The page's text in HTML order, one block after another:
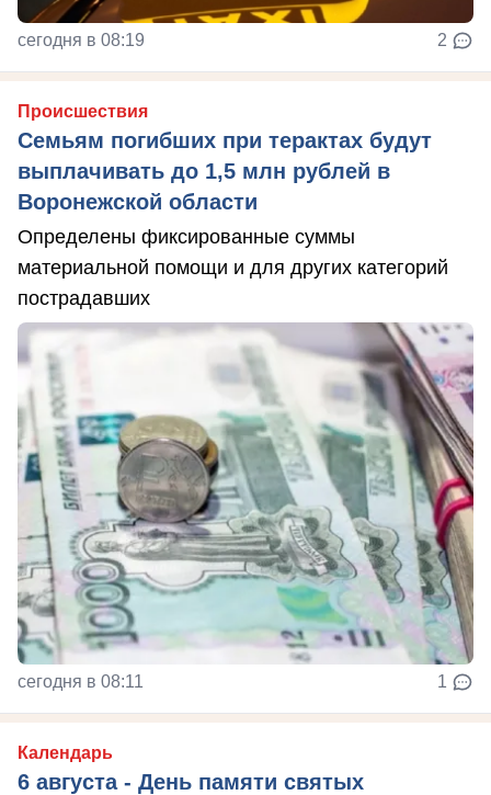
сегодня в 08:19 2
Происшествия
Семьям погибших при терактах будут
выплачивать до 1,5 млн рублей в
Воронежской области
Определены фиксированные суммы
материальной помощи и для других категорий
пострадавших
сегодня в 08:11 1
Календарь
6 августа - День памяти святых